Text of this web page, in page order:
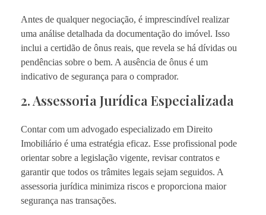
Antes de qualquer negociação, é imprescindível realizar
uma análise detalhada da documentação do imóvel. Isso
inclui a certidão de ônus reais, que revela se há dívidas ou
pendências sobre o bem. A ausência de ônus é um
indicativo de segurança para o comprador.
2. Assessoria Jurídica Especializada
Contar com um advogado especializado em Direito
Imobiliário é uma estratégia eficaz. Esse profissional pode
orientar sobre a legislação vigente, revisar contratos e
garantir que todos os trâmites legais sejam seguidos. A
assessoria jurídica minimiza riscos e proporciona maior
segurança nas transações.